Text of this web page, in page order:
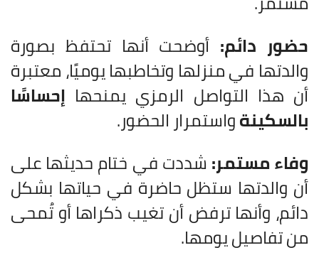
حضور دائم: أوضحت أنها تحتفظ بصورة
والدتها في منزلها وتخاطبها يوميًا، معتبرة
أن هذا التواصل الرمزي يمنحها إحساسًا
بالسكينةواستمرار الحضور.
وفاء مستمر: شددت في ختام حديثها على
أن والدتها ستظل حاضرة في حياتها بشكل
دائم، وأنها ترفض أن تغيب ذكراها أو تُمحى
من تفاصيل يومها.